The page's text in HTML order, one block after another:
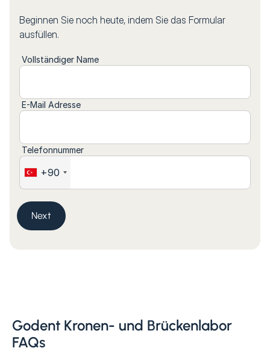
Beginnen Sie noch heute, indem Sie das Formular
ausfüllen.
Vollständiger Name
E-Mail Adresse
Telefonnummer
+90
Next
Godent Kronen- und Brückenlabor
FAQs